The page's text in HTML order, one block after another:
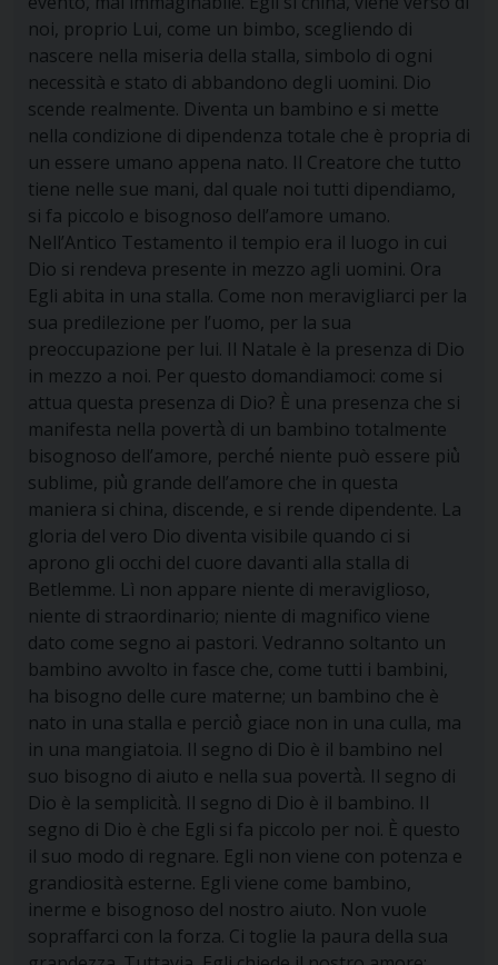
noi, proprio Lui, come un bimbo, scegliendo di
nascere nella miseria della stalla, simbolo di ogni
necessità e stato di abbandono degli uomini. Dio
scende realmente. Diventa un bambino e si mette
nella condizione di dipendenza totale che è propria di
un essere umano appena nato. Il Creatore che tutto
tiene nelle sue mani, dal quale noi tutti dipendiamo,
si fa piccolo e bisognoso dell’amore umano.
Nell’Antico Testamento il tempio era il luogo in cui
Dio si rendeva presente in mezzo agli uomini. Ora
Egli abita in una stalla. Come non meravigliarci per la
sua predilezione per l’uomo, per la sua
preoccupazione per lui. Il Natale è la presenza di Dio
in mezzo a noi. Per questo domandiamoci: come si
attua questa presenza di Dio? È una presenza che si
manifesta nella povertà̀ di un bambino totalmente
bisognoso dell’amore, perché́ niente può essere più̀
sublime, più̀ grande dell’amore che in questa
maniera si china, discende, e si rende dipendente. La
gloria del vero Dio diventa visibile quando ci si
aprono gli occhi del cuore davanti alla stalla di
Betlemme. Lì non appare niente di meraviglioso,
niente di straordinario; niente di magnifico viene
dato come segno ai pastori. Vedranno soltanto un
bambino avvolto in fasce che, come tutti i bambini,
ha bisogno delle cure materne; un bambino che è
nato in una stalla e perciò̀ giace non in una culla, ma
in una mangiatoia. Il segno di Dio è il bambino nel
suo bisogno di aiuto e nella sua povertà̀. Il segno di
Dio è la semplicità̀. Il segno di Dio è il bambino. Il
segno di Dio è che Egli si fa piccolo per noi. È questo
il suo modo di regnare. Egli non viene con potenza e
grandiosità esterne. Egli viene come bambino,
inerme e bisognoso del nostro aiuto. Non vuole
sopraffarci con la forza. Ci toglie la paura della sua